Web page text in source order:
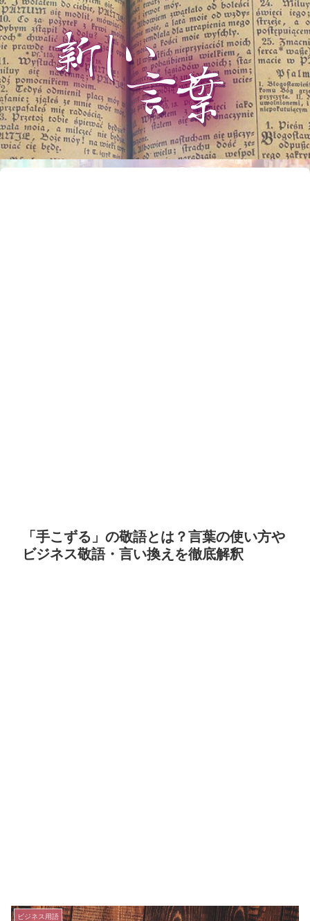
「手こずる」の敬語とは？言葉の使い方や
ビジネス敬語・言い換えを徹底解釈
ビジネス用語